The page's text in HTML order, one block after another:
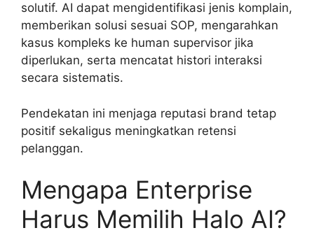
solutif. AI dapat mengidentifikasi jenis komplain,
memberikan solusi sesuai SOP, mengarahkan
kasus kompleks ke human supervisor jika
diperlukan, serta mencatat histori interaksi
secara sistematis.
Pendekatan ini menjaga reputasi brand tetap
positif sekaligus meningkatkan retensi
pelanggan.
Mengapa Enterprise
Harus Memilih Halo AI?